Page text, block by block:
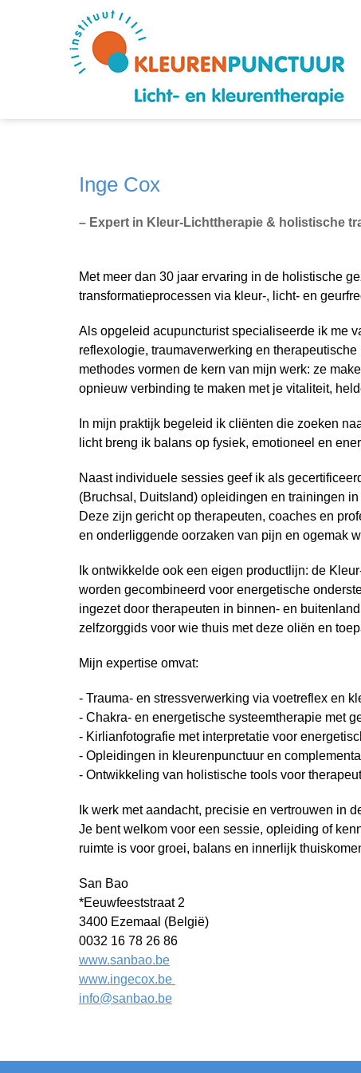
Inge Cox
– Expert in Kleur-Lichttherapie & holistische
Met meer dan 30 jaar ervaring in de holistische
transformatieprocessen via kleur-, licht- en
Als opgeleid acupuncturist specialiseerde ik me
reflexologie, traumaverwerking en
methodes vormen de kern van mijn werk: ze
opnieuw verbinding te maken met je vitaliteit,
In mijn praktijk begeleid ik cliënten die zoeken
licht breng ik balans op fysiek, emotioneel en
Naast individuele sessies geef ik als
(Bruchsal, Duitsland) opleidingen en trainingen
Deze zijn gericht op therapeuten, coaches en
en onderliggende oorzaken van pijn en ogemak
Ik ontwikkelde ook een eigen productlijn: de
worden gecombineerd voor energetische
ingezet door therapeuten in binnen- en
zelfzorggids voor wie thuis met deze oliën en
Mijn expertise omvat:
- Trauma- en stressverwerking via voetreflex en
- Chakra- en energetische systeemtherapie met
- Kirlianfotografie met interpretatie voor
- Opleidingen in kleurenpunctuur en
- Ontwikkeling van holistische tools voor
Ik werk met aandacht, precisie en vertrouwen in
Je bent welkom voor een sessie, opleiding of
ruimte is voor groei, balans en innerlijk
San Bao
*Eeuwfeeststraat 2
3400 Ezemaal (België)
0032 16 78 26 86
www.sanbao.be
www.ingecox.be
info@sanbao.be